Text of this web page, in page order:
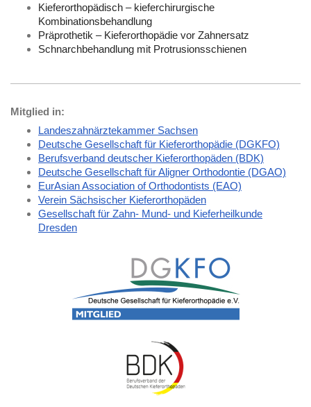
Kieferorthopädisch – kieferchirurgische
Kombinationsbehandlung
Präprothetik – Kieferorthopädie vor Zahnersatz
Schnarchbehandlung mit Protrusionsschienen
Mitglied in:
Landeszahnärztekammer Sachsen
Deutsche Gesellschaft für Kieferorthopädie (DGKFO)
Berufsverband deutscher Kieferorthopäden (BDK)
Deutsche Gesellschaft für Aligner Orthodontie (DGAO)
EurAsian Association of Orthodontists (EAO)
Verein Sächsischer Kieferorthopäden
Gesellschaft für Zahn- Mund- und Kieferheilkunde
Dresden